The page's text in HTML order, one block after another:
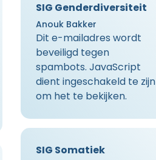
SIG Genderdiversiteit
Anouk Bakker
Dit e-mailadres wordt
beveiligd tegen
spambots. JavaScript
dient ingeschakeld te zijn
om het te bekijken.
SIG Somatiek